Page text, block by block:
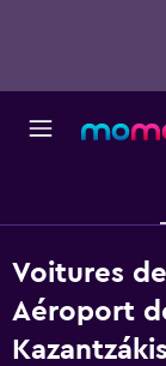
Voitures
Aéroport
Kazantzákis